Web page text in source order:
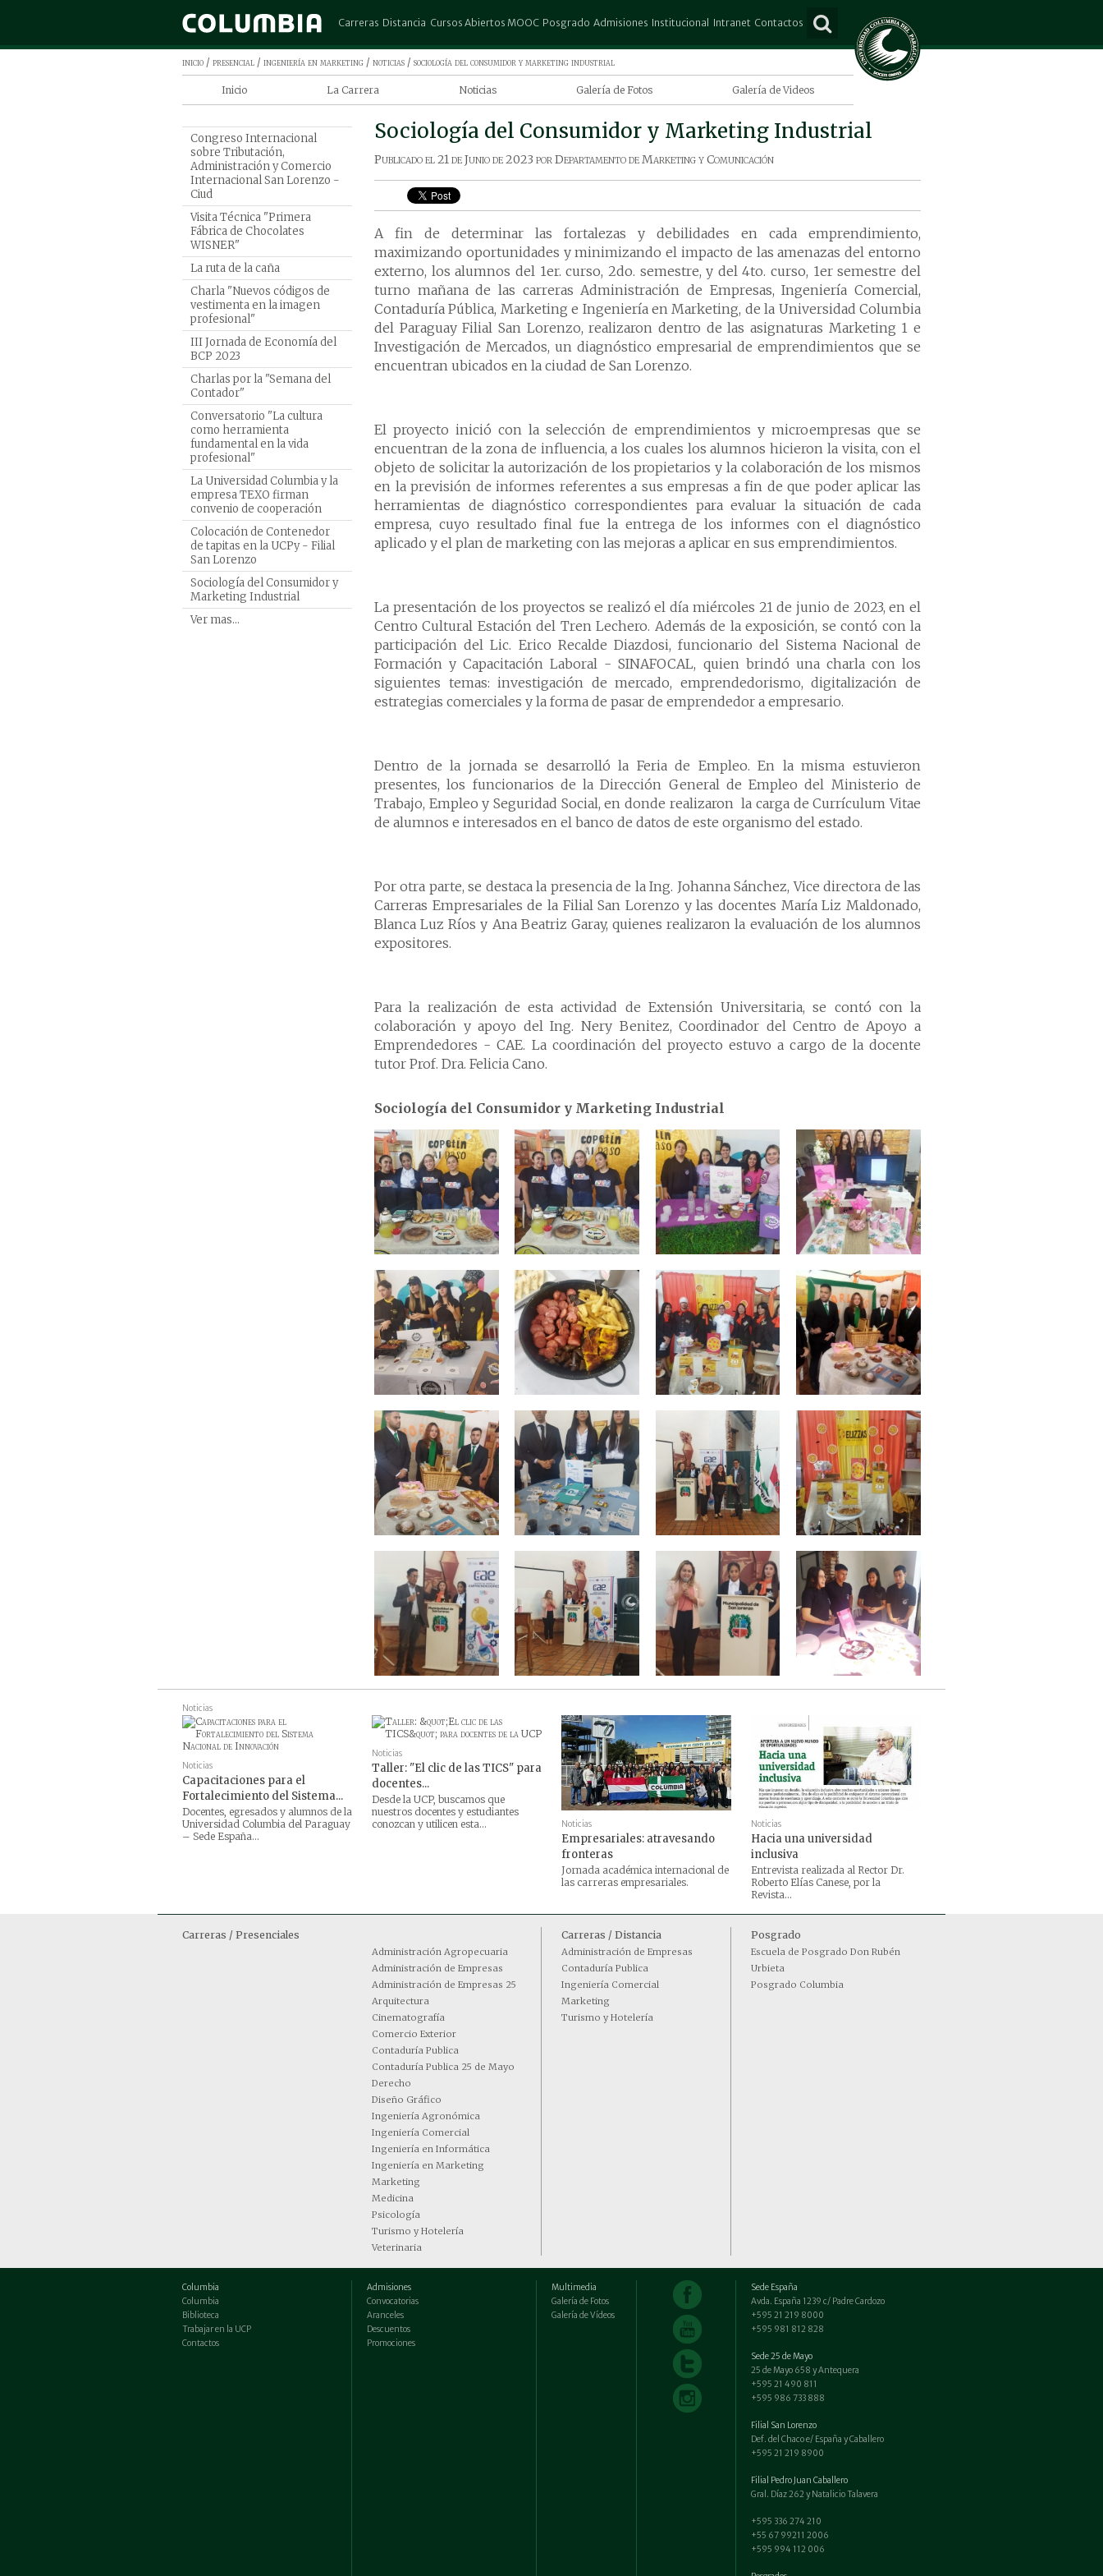
Carreras
Administración de Empresas
Cinematografía
Comercio Exterior
Ingeniería Comercial
Ingeniería en Informática
Ingeniería en Marketing
Marketing
Medicina
Psicología
Turismo y Hotelería
Distancia
Administración de Empresas
Ingeniería Comercial
Marketing
Cursos Abiertos MOOC Posgrado
Escuela de Posgrado Don Rubén
Posgrado Columbia
Admisiones
Preinscripción
Test Vocacional
Convocatorias
Aranceles
Institucional
Trabajar en la UCP
Autores
Intranet
25 de Mayo
San Lorenzo
Pedro Juan Caballero
Contactos
Suscripción
inicio / presencial / ingeniería en marketing / noticias / sociología del consumidor y marketing industrial
Inicio La Carrera
Ingeniería en Marketing
Programa de la carrera
de Ingeniería en
Marketing
en Marketing en Columbia
Noticias Galería de Fotos Galería de Videos
Congreso Internacional
sobre Tributación,
Administración y Comercio
Internacional San Lorenzo -
Ciud
Visita Técnica "Primera
Fábrica de Chocolates
WISNER"
La ruta de la caña
Charla "Nuevos códigos de
vestimenta en la imagen
profesional"
III Jornada de Economía del
BCP 2023
Charlas por la "Semana del
Contador"
Conversatorio "La cultura
como herramienta
fundamental en la vida
profesional"
La Universidad Columbia y la
empresa TEXO firman
convenio de cooperación
Colocación de Contenedor
de tapitas en la UCPy - Filial
San Lorenzo
Sociología del Consumidor y
Marketing Industrial
Ver mas...
Sociología del Consumidor y Marketing Industrial
Publicado el21 de Junio de 2023 porDepartamento de Marketing y Comunicación
A fin de determinar las fortalezas y debilidades en cada emprendimiento,
maximizando oportunidades y minimizando el impacto de las amenazas del entorno
externo, los alumnos del 1er. curso, 2do. semestre, y del 4to. curso, 1er semestre del
turno mañana de las carreras Administración de Empresas, Ingeniería Comercial,
Contaduría Pública, Marketing e Ingeniería en Marketing, de la Universidad Columbia
del Paraguay Filial San Lorenzo, realizaron dentro de las asignaturas Marketing 1 e
Investigación de Mercados, un diagnóstico empresarial de emprendimientos que se
encuentran ubicados en la ciudad de San Lorenzo.
El proyecto inició con la selección de emprendimientos y microempresas que se
encuentran de la zona de influencia, a los cuales los alumnos hicieron la visita, con el
objeto de solicitar la autorización de los propietarios y la colaboración de los mismos
en la previsión de informes referentes a sus empresas a fin de que poder aplicar las
herramientas de diagnóstico correspondientes para evaluar la situación de cada
empresa, cuyo resultado final fue la entrega de los informes con el diagnóstico
aplicado y el plan de marketing con las mejoras a aplicar en sus emprendimientos.
La presentación de los proyectos se realizó el día miércoles 21 de junio de 2023, en el
Centro Cultural Estación del Tren Lechero. Además de la exposición, se contó con la
participación del Lic. Erico Recalde Diazdosi, funcionario del Sistema Nacional de
Formación y Capacitación Laboral - SINAFOCAL, quien brindó una charla con los
siguientes temas: investigación de mercado, emprendedorismo, digitalización de
estrategias comerciales y la forma de pasar de emprendedor a empresario.
Dentro de la jornada se desarrolló la Feria de Empleo. En la misma estuvieron
presentes, los funcionarios de la Dirección General de Empleo del Ministerio de
Trabajo, Empleo y Seguridad Social, en donde realizaron la carga de Currículum Vitae
de alumnos e interesados en el banco de datos de este organismo del estado.
Por otra parte, se destaca la presencia de la Ing. Johanna Sánchez, Vice directora de las
Carreras Empresariales de la Filial San Lorenzo y las docentes María Liz Maldonado,
Blanca Luz Ríos y Ana Beatriz Garay, quienes realizaron la evaluación de los alumnos
expositores.
Para la realización de esta actividad de Extensión Universitaria, se contó con la
colaboración y apoyo del Ing. Nery Benitez, Coordinador del Centro de Apoyo a
Emprendedores - CAE. La coordinación del proyecto estuvo a cargo de la docente
tutor Prof. Dra. Felicia Cano.
Sociología del Consumidor y Marketing Industrial
Noticias
Noticias
Capacitaciones para el
Fortalecimiento del Sistema...
Docentes, egresados y alumnos de la
Universidad Columbia del Paraguay
– Sede España...
Noticias
Taller: "El clic de las TICS" para
docentes...
Desde la UCP, buscamos que
nuestros docentes y estudiantes
conozcan y utilicen esta...
Noticias
Empresariales: atravesando
fronteras
Jornada académica internacional de
las carreras empresariales.
Noticias
Hacia una universidad
inclusiva
Entrevista realizada al Rector Dr.
Roberto Elías Canese, por la
Revista...
Carreras / Presenciales
Administración Agropecuaria
Administración de Empresas
Administración de Empresas 25
Arquitectura
Cinematografía
Comercio Exterior
Contaduría Publica
Contaduría Publica 25 de Mayo
Derecho
Diseño Gráfico
Ingeniería Agronómica
Ingeniería Comercial
Ingeniería en Informática
Ingeniería en Marketing
Marketing
Medicina
Psicología
Turismo y Hotelería
Veterinaria
Carreras / Distancia
Administración de Empresas
Contaduría Publica
Ingeniería Comercial
Marketing
Turismo y Hotelería
Posgrado
Escuela de Posgrado Don Rubén
Urbieta
Posgrado Columbia
Columbia
Columbia
Biblioteca
Trabajar en la UCP
Contactos
Admisiones
Convocatorias
Aranceles
Descuentos
Promociones
Multimedia
Galería de Fotos
Galería de Vídeos
Sede España
Avda. España 1239 c/ Padre Cardozo
+595 21 219 8000
+595 981 812 828
Sede 25 de Mayo
25 de Mayo 658 y Antequera
+595 21 490 811
+595 986 733 888
Filial San Lorenzo
Def. del Chaco e/ España y Caballero
+595 21 219 8900
Filial Pedro Juan Caballero
Gral. Díaz 262 y Natalicio Talavera
+595 336 274 210
+55 67 99211 2006
+595 994 112 006